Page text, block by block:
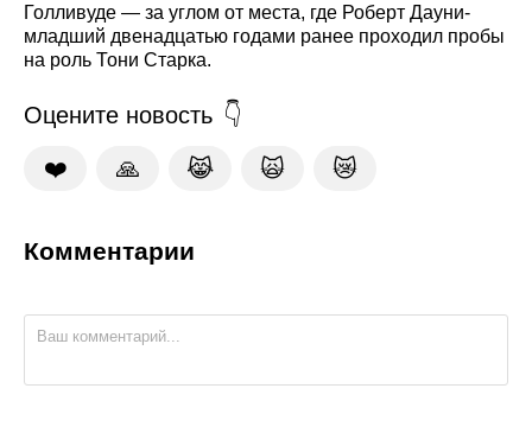
Голливуде — за углом от места, где Роберт Дауни-
младший двенадцатью годами ранее проходил пробы
на роль Тони Старка.
Оцените новость
❤️ 🙏 😹 🙀 😿
Комментарии